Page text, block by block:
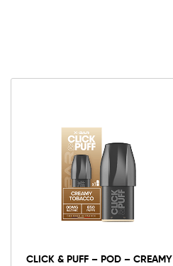
CLICK & PUFF – POD – CREAMY